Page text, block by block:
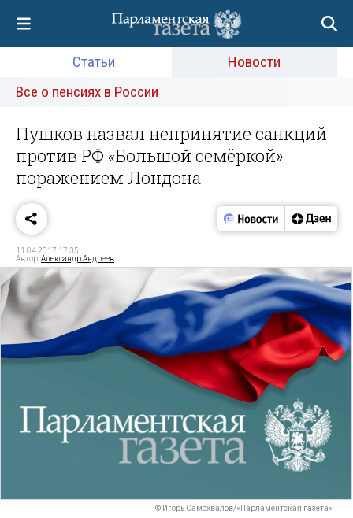
Статьи
Новости
Все о пенсиях в России
Пушков назвал непринятие санкций
против РФ «Большой семёркой»
поражением Лондона
11.04.2017 17:35
Автор:Александр Андреев
© Игорь Самохвалов/«Парламентская газета»